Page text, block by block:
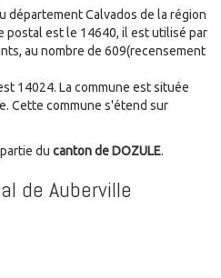
département Calvados de la région
postal est le 14640, il est utilisé par
au nombre de 609(recensement
14024. La commune est située
Cette commune s'étend sur
du canton de DOZULE.
de Auberville